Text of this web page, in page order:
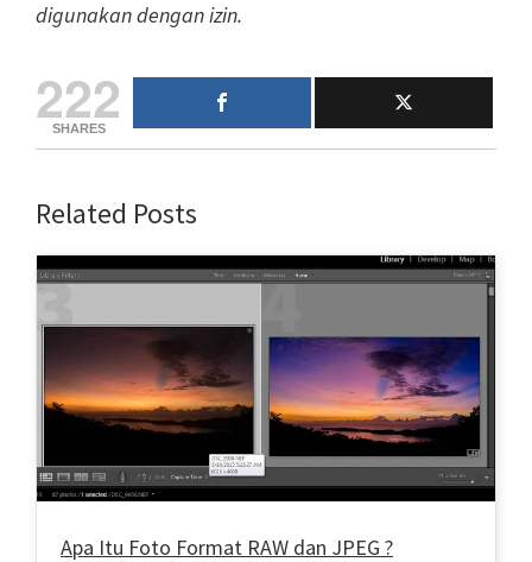
digunakan dengan izin.
222
SHARES
Related Posts
Apa Itu Foto Format RAW dan JPEG ?